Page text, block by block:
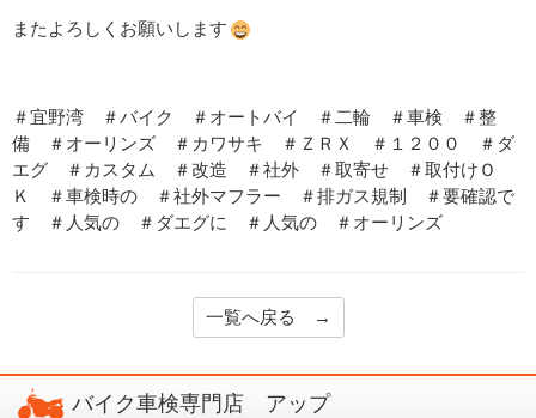
またよろしくお願いします
＃宜野湾 ＃バイク ＃オートバイ ＃二輪 ＃車検 ＃整
備 ＃オーリンズ ＃カワサキ ＃ＺＲＸ ＃１２００ ＃ダ
エグ ＃カスタム ＃改造 ＃社外 ＃取寄せ ＃取付けＯ
Ｋ ＃車検時の ＃社外マフラー ＃排ガス規制 ＃要確認で
す ＃人気の ＃ダエグに ＃人気の ＃オーリンズ
一覧へ戻る →
バイク車検専門店 アップ